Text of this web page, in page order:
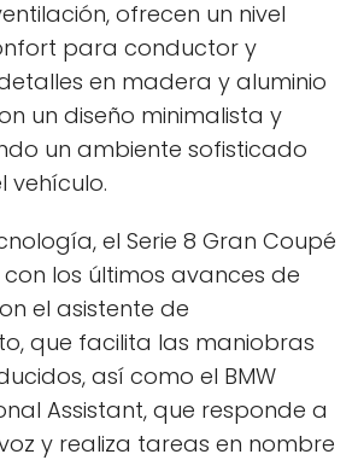
ofrecen un nivel
para conductor y
en madera y aluminio
un diseño minimalista y
un ambiente sofisticado
vehículo.
el Serie 8 Gran Coupé
los últimos avances de
el asistente de
que facilita las maniobras
así como el BMW
Assistant, que responde a
y realiza tareas en nombre